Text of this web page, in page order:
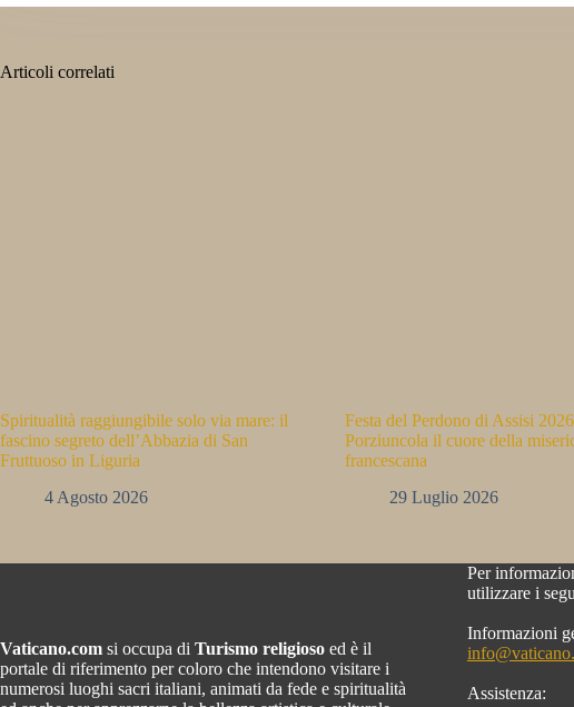
Articoli correlati
Spiritualità raggiungibile solo via mare: il
fascino segreto dell’Abbazia di San
Fruttuoso in Liguria
4 Agosto 2026
Festa del Perdono di Assisi
Porziuncola il cuore della
francescana
29 Luglio 2026
Vaticano.com si occupa di Turismo religioso ed è il
portale di riferimento per coloro che intendono visitare i
numerosi luoghi sacri italiani, animati da fede e spiritualità
Per
utilizzare i
Informazioni
Assistenza: